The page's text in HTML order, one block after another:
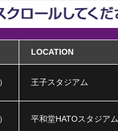
LOCATION
） 王子スタジアム
） 平和堂HATOスタジアム